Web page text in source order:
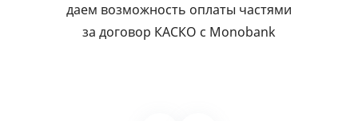
даем возможность оплаты частями
за договор КАСКО с Monobank